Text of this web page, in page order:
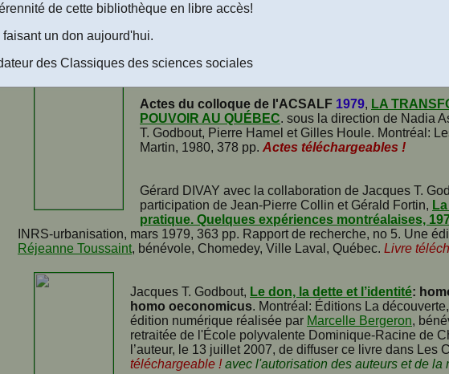
Jacques T. Godbout,La démocratie des usagers
1987, 192 p. Une édition réalisée par
Autorisation formelle accordée par l’auteur le 13 août 2004
Actes du colloque de l'ACSALF 1979, LA
POUVOIR AU QUÉBEC. sous la direction de Nadia
T. Godbout, Pierre Hamel et Gilles Houle. Montréal:
Martin, 1980, 378 pp. Actes téléchargeables !
Gérard DIVAY avec la collaboration de Jacques T.
participation de Jean-Pierre Collin et Gérald Fortin,
pratique. Quelques expériences montréalaises,
INRS-urbanisation, mars 1979, 363 pp. Rapport de recherche, no 5. Une
Réjeanne Toussaint, bénévole, Chomedey, Ville Laval, Québec. Livre
Jacques T. Godbout, Le don, la dette et l’identité:
homo oeconomicus. Montréal: Éditions La découverte,
édition numérique réalisée par Marcelle Bergeron,
retraitée de l'École polyvalente Dominique-Racine de
l’auteur, le 13 juillet 2007, de diffuser ce livre dans Les
téléchargeable !avec l'autorisation des auteurs et de la
de cette bibliothèque en libre accès!
un don aujourd'hui.
des Classiques des sciences sociales